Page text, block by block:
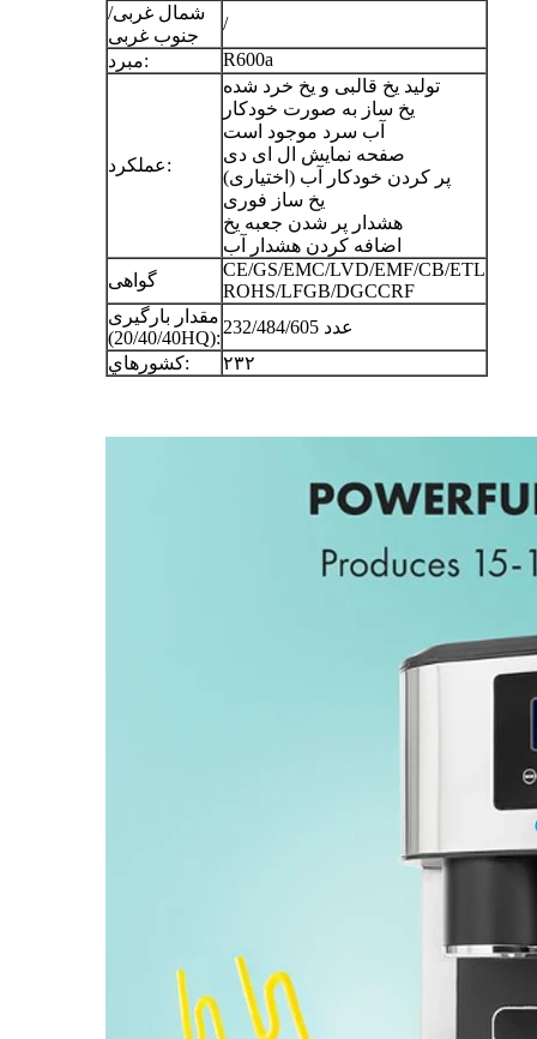
شمال غربی/
جنوب غربی
/
مبرد:
R600a
عملکرد:
تولید یخ قالبی و یخ خرد شده
یخ ساز به صورت خودکار
آب سرد موجود است
صفحه نمایش ال ای دی
پر کردن خودکار آب (اختیاری)
یخ ساز فوری
هشدار پر شدن جعبه یخ
اضافه کردن هشدار آب
گواهی
CE/GS/EMC/LVD/EMF/CB/ETL
ROHS/LFGB/DGCCRF
مقدار بارگیری
(20/40/40HQ):
232/484/605 عدد
کشورهاي:
۲۳۲